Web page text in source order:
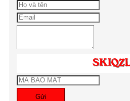
Gửi